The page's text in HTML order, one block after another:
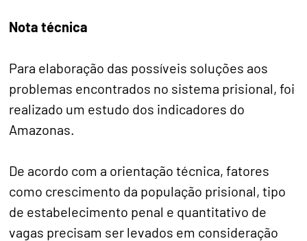
Nota técnica
Para elaboração das possíveis soluções aos
problemas encontrados no sistema prisional, foi
realizado um estudo dos indicadores do
Amazonas.
De acordo com a orientação técnica, fatores
como crescimento da população prisional, tipo
de estabelecimento penal e quantitativo de
vagas precisam ser levados em consideração